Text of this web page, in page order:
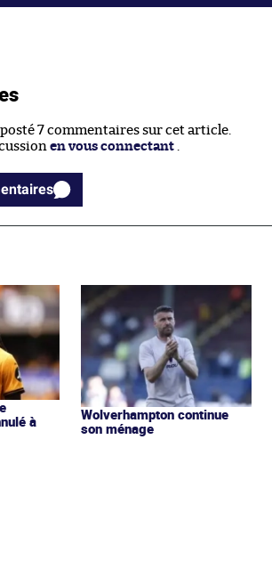
7 commentaires sur cet article.
en vous connectant
à
Wolverhampton continue
son ménage